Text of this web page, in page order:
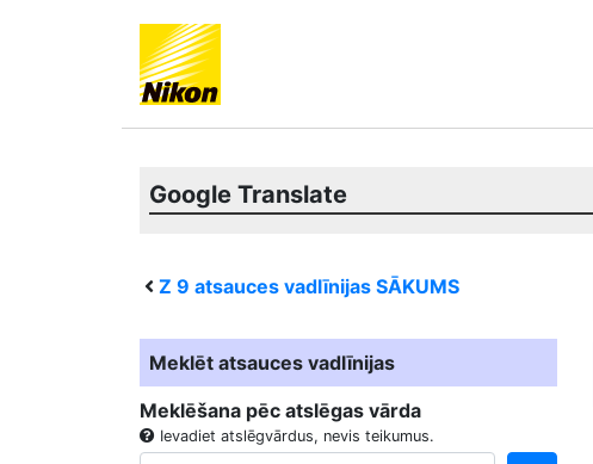
Google Translate
Z 9 atsauces vadlīnijas SĀKUMS
Meklēt atsauces vadlīnijas
Meklēšana pēc atslēgas vārda
Ievadiet atslēgvārdus, nevis teikumus.